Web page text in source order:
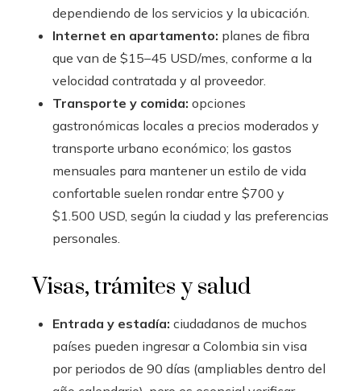
dependiendo de los servicios y la ubicación.
Internet en apartamento: planes de fibra
que van de $15–45 USD/mes, conforme a la
velocidad contratada y al proveedor.
Transporte y comida: opciones
gastronómicas locales a precios moderados y
transporte urbano económico; los gastos
mensuales para mantener un estilo de vida
confortable suelen rondar entre $700 y
$1.500 USD, según la ciudad y las preferencias
personales.
Visas, trámites y salud
Entrada y estadía: ciudadanos de muchos
países pueden ingresar a Colombia sin visa
por periodos de 90 días (ampliables dentro del